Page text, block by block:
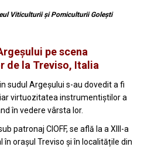
Viticulturii și Pomiculturii Golești
pe scena
de la Treviso, Italia
sudul Argeșului s-au dovedit a fi
virtuozitatea instrumentiștilor a
în vedere vârsta lor.
patronaj CIOFF, se află la a XIII-a
orașul Treviso și în localitățile din